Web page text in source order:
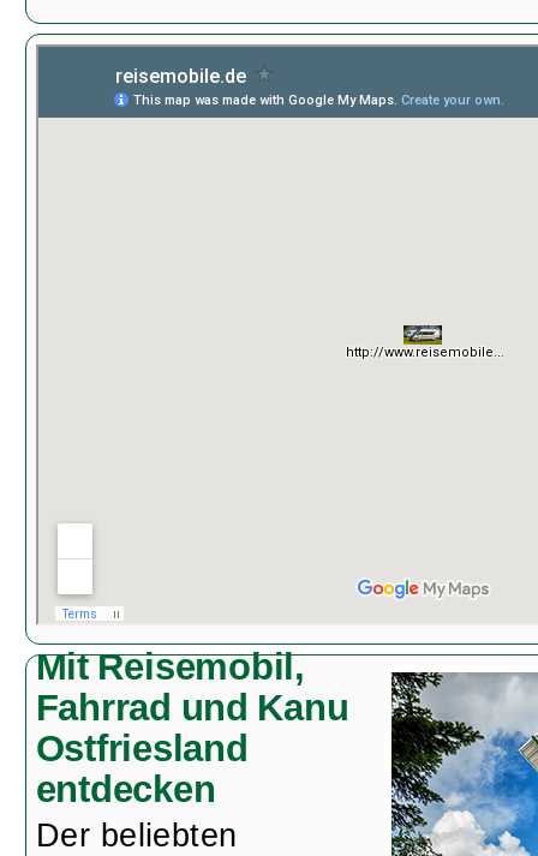
Mit Reisemobil,
Fahrrad und Kanu
Ostfriesland
entdecken
Der beliebten